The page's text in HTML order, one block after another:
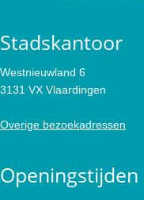
Stadskantoor
Westnieuwland 6
3131 VX Vlaardingen
Overige bezoekadressen
Openingstijden